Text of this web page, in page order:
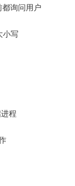
询问用户
小写
程